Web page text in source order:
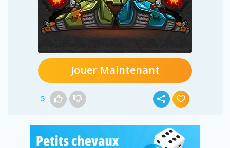
Jouer Maintenant
5